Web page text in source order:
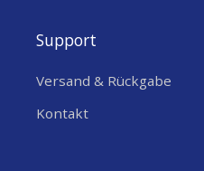
Support
Versand & Rückgabe
Kontakt